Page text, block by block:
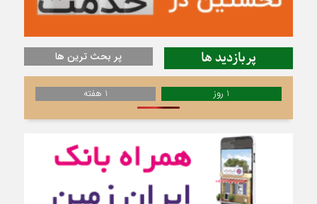
پربازدید ها پر بحث ترین ها
1 روز 1 هفته